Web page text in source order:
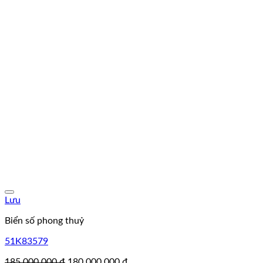
Lưu
Biển số phong thuỷ
51K83579